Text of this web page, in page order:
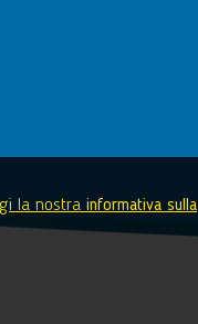
la nostra informativa sulla